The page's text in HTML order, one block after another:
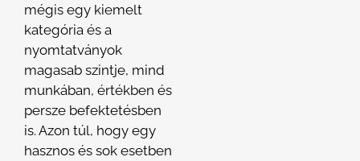
mégis egy kiemelt
kategória és a
nyomtatványok
magasab szintje, mind
munkában, értékben és
persze befektetésben
is. Azon túl, hogy egy
hasznos és sok esetben